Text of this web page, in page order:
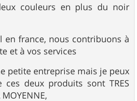
couleurs en plus du noir
en france, nous contribuons à
et à vos services
petite entreprise mais je peux
ces deux produits sont TRES
MOYENNE,